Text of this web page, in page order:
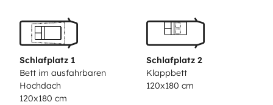
Schlafplatz 1
Bett im ausfahrbaren
Hochdach
120x180 cm
Schlafplatz 2
Klappbett
120x180 cm